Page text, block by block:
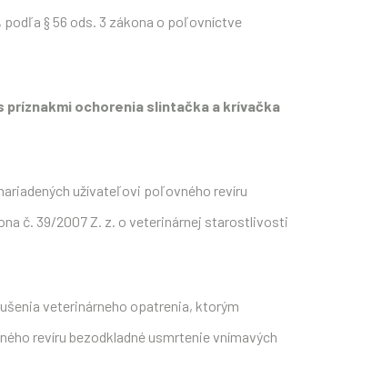
§ 56 ods. 3 zákona o poľovníctve
príznakmi ochorenia slintačka a krívačka
užívateľovi poľovného revíru
č. 39/2007 Z. z. o veterinárnej starostlivosti
veterinárneho opatrenia, ktorým
revíru bezodkladné usmrtenie vnímavých